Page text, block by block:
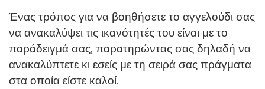
Ένας τρόπος για να βοηθήσετε το αγγελούδι σας
να ανακαλύψει τις ικανότητές του είναι με το
παράδειγμά σας, παρατηρώντας σας δηλαδή να
ανακαλύπτετε κι εσείς με τη σειρά σας πράγματα
στα οποία είστε καλοί.